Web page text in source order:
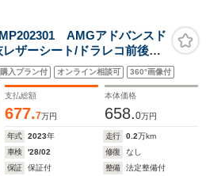
AMGアドバンスド
ザーシート/ドラレコ前後付
購入プラン付 オンライン相談可 360°画像付
支払総額
677.7万円
本体価格
658.0万円
年式 2023年 走行 0.2万km
車検
'28/02 修復
なし
保証
保証付 整備
法定整備付